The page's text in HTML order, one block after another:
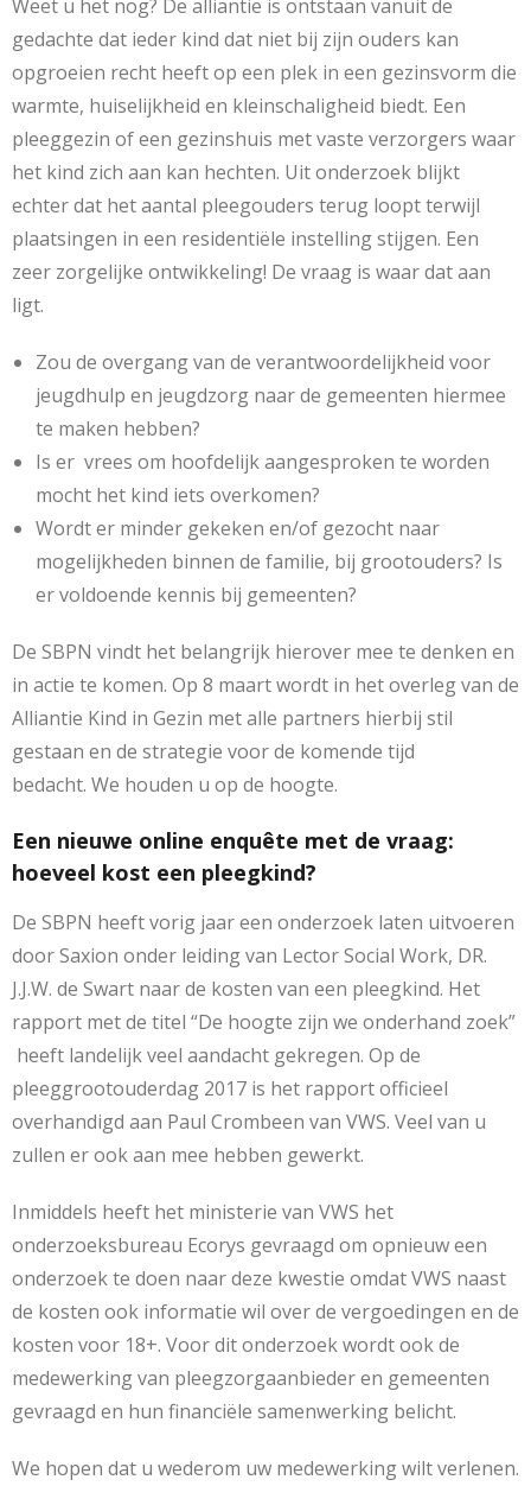
Weet u het nog? De alliantie is ontstaan vanuit de
gedachte dat ieder kind dat niet bij zijn ouders kan
opgroeien recht heeft op een plek in een gezinsvorm die
warmte, huiselijkheid en kleinschaligheid biedt. Een
pleeggezin of een gezinshuis met vaste verzorgers waar
het kind zich aan kan hechten. Uit onderzoek blijkt
echter dat het aantal pleegouders terug loopt terwijl
plaatsingen in een residentiële instelling stijgen. Een
zeer zorgelijke ontwikkeling! De vraag is waar dat aan
ligt.
Zou de overgang van de verantwoordelijkheid voor
jeugdhulp en jeugdzorg naar de gemeenten hiermee
te maken hebben?
Is er vrees om hoofdelijk aangesproken te worden
mocht het kind iets overkomen?
Wordt er minder gekeken en/of gezocht naar
mogelijkheden binnen de familie, bij grootouders? Is
er voldoende kennis bij gemeenten?
De SBPN vindt het belangrijk hierover mee te denken en
in actie te komen. Op 8 maart wordt in het overleg van de
Alliantie Kind in Gezin met alle partners hierbij stil
gestaan en de strategie voor de komende tijd
bedacht. We houden u op de hoogte.
Een nieuwe online enquête met de vraag:
hoeveel kost een pleegkind?
De SBPN heeft vorig jaar een onderzoek laten uitvoeren
door Saxion onder leiding van Lector Social Work, DR.
J.J.W. de Swart naar de kosten van een pleegkind. Het
rapport met de titel “De hoogte zijn we onderhand zoek”
heeft landelijk veel aandacht gekregen. Op de
pleeggrootouderdag 2017 is het rapport officieel
overhandigd aan Paul Crombeen van VWS. Veel van u
zullen er ook aan mee hebben gewerkt.
Inmiddels heeft het ministerie van VWS het
onderzoeksbureau Ecorys gevraagd om opnieuw een
onderzoek te doen naar deze kwestie omdat VWS naast
de kosten ook informatie wil over de vergoedingen en de
kosten voor 18+. Voor dit onderzoek wordt ook de
medewerking van pleegzorgaanbieder en gemeenten
gevraagd en hun financiële samenwerking belicht.
We hopen dat u wederom uw medewerking wilt verlenen.